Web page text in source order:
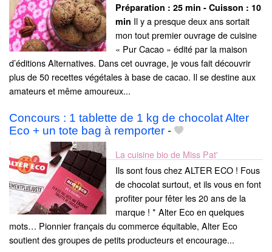
Préparation : 25 min - Cuisson : 10
min Il y a presque deux ans sortait
mon tout premier ouvrage de cuisine
« Pur Cacao » édité par la maison
d’éditions Alternatives. Dans cet ouvrage, je vous fait découvrir
plus de 50 recettes végétales à base de cacao. Il se destine aux
amateurs et même amoureux...
Concours : 1 tablette de 1 kg de chocolat Alter
Eco + un tote bag à remporter -
La cuisine bio de Miss Pat'
Ils sont fous chez ALTER ECO ! Fous
de chocolat surtout, et ils vous en font
profiter pour fêter les 20 ans de la
marque ! * Alter Eco en quelques
mots… Pionnier français du commerce équitable, Alter Eco
soutient des groupes de petits producteurs et encourage...